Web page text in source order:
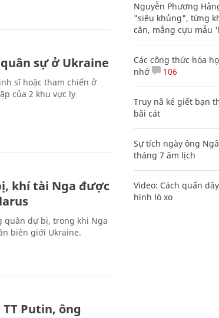
sự ở Ukraine
sĩ hoặc tham chiến ở
của 2 khu vực ly
khí tài Nga được
quân dự bị, trong khi Nga
biên giới Ukraine.
Putin, ông
Nguyễn Phương
"siêu khủng", từng
cân, mắng cựu mẫu
Các công thức hóa
nhớ
106
Truy nã kẻ giết bạn
bãi cát
Sự tích ngày ông
tháng 7 âm lịch
Video: Cách quấn
hình lò xo